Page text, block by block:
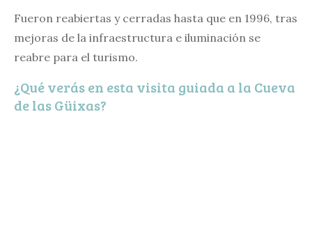
Fueron reabiertas y cerradas hasta que en 1996, tras
mejoras de la infraestructura e iluminación se
reabre para el turismo.
¿Qué verás en esta visita guiada a la Cueva
de las Güixas?